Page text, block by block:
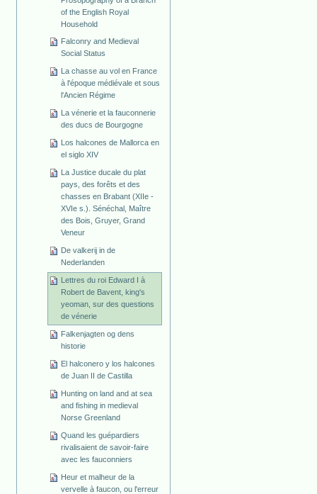
of the English Royal
Household
Falconry and Medieval
Social Status
La chasse au vol en France
à l'époque médiévale et sous
l'Ancien Régime
La vénerie et la fauconnerie
des ducs de Bourgogne
Los halcones de Mallorca en
el siglo XIV
La Justice ducale du plat
pays, des forêts et des
chasses en Brabant (XIIe -
XVIe s.). Sénéchal, Maître
des Bois, Gruyer, Grand
Veneur
De valkerij in de
Nederlanden
Lettres du roi Edward I à
Robert de Bavent, king's
yeoman, sur des questions
de vénerie
Falkenjagten og dens
historie
El halconero y los halcones
de Juan II de Castilla
Hunting on land and at sea
and fishing in medieval
Norse Greenland
Quand les guépardiers
rivalisaient de savoir-faire
avec les fauconniers
Heur et malheur de la
vervelle à faucon, ou l'erreur